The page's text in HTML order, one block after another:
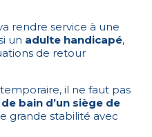
rendre service à une
un adulte handicapé,
de retour
il ne faut pas
bain d’un siège de
grande stabilité avec